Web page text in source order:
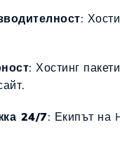
:
: Хостинг
24/7: Екипът на